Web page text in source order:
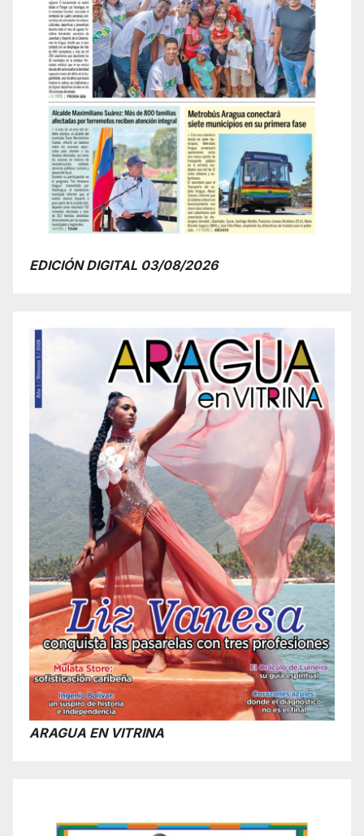
EDICIÓN DIGITAL 03/08/2026
ARAGUA EN VITRINA